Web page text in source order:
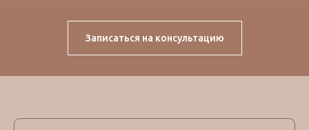
Записаться на консультацию